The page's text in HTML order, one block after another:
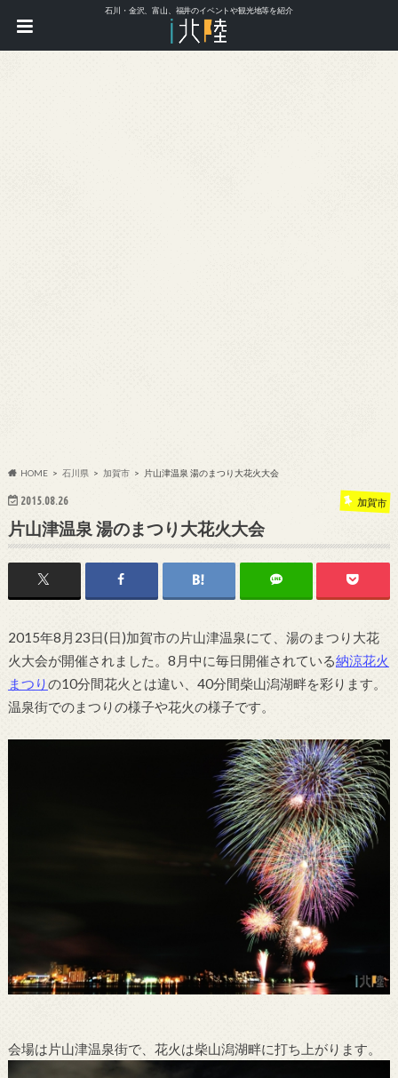
石川・金沢、富山、福井のイベントや観光地等を紹介
HOME 石川県 加賀市 片山津温泉 湯のまつり大花火大会
2015.08.26 加賀市
片山津温泉 湯のまつり大花火大会
2015年8月23日(日)加賀市の片山津温泉にて、湯のまつり大花
火大会が開催されました。8月中に毎日開催されている納涼花火
まつりの10分間花火とは違い、40分間柴山潟湖畔を彩ります。
温泉街でのまつりの様子や花火の様子です。
会場は片山津温泉街で、花火は柴山潟湖畔に打ち上がります。